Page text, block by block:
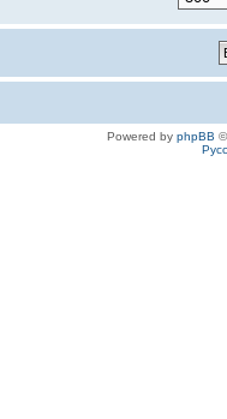
Powered by phpBB